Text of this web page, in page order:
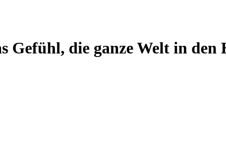
Gefühl, die ganze Welt in den